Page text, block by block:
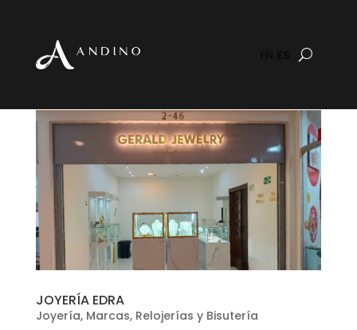
JOYERÍA EDRA
Joyería, Marcas, Relojerías y Bisutería